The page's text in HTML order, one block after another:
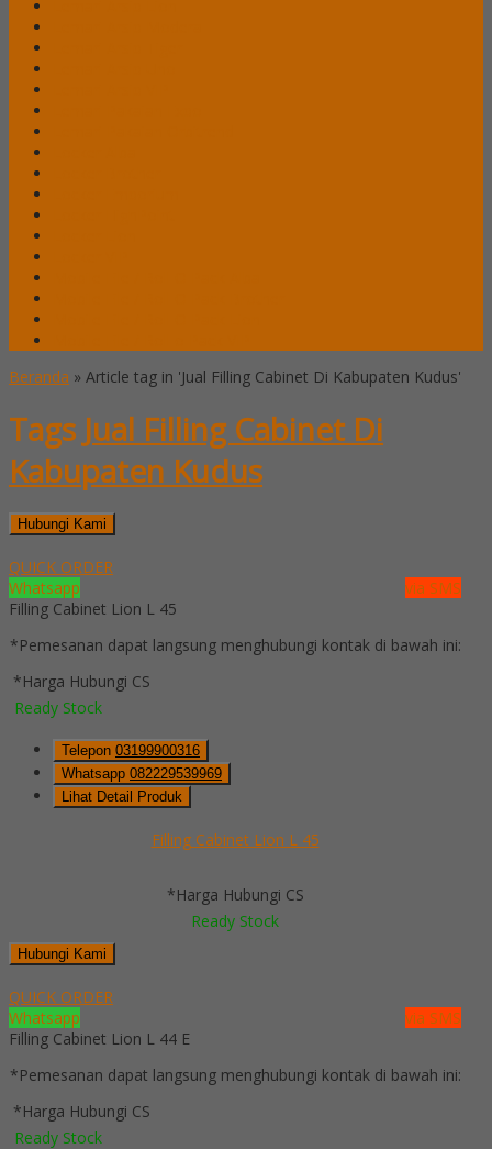
Beranda » Article tag in 'Jual Filling Cabinet Di Kabupaten Kudus'
Tags Jual Filling Cabinet Di
Kabupaten Kudus
Hubungi Kami
QUICK ORDER
Whatsapp
via SMS
Filling Cabinet Lion L 45
*Pemesanan dapat langsung menghubungi kontak di bawah ini:
*Harga Hubungi CS
Ready Stock
Telepon 03199900316
Whatsapp 082229539969
Lihat Detail Produk
Filling Cabinet Lion L 45
*Harga Hubungi CS
Ready Stock
Hubungi Kami
QUICK ORDER
Whatsapp
via SMS
Filling Cabinet Lion L 44 E
*Pemesanan dapat langsung menghubungi kontak di bawah ini:
*Harga Hubungi CS
Ready Stock